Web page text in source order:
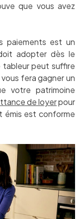
que vous avez
paiements est un
adopter dès le
tableur peut suffire
fera gagner un
votre patrimoine
de loyerpour
émis est conforme